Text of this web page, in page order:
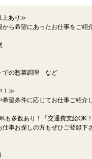
上あり≫
から希望にあったお仕事をご紹
での惣菜調理 など
！≫
希望条件に応じてお仕事ご紹介
も多数あり！「交通費支給OK
仕事お探しの方もぜひご登録下